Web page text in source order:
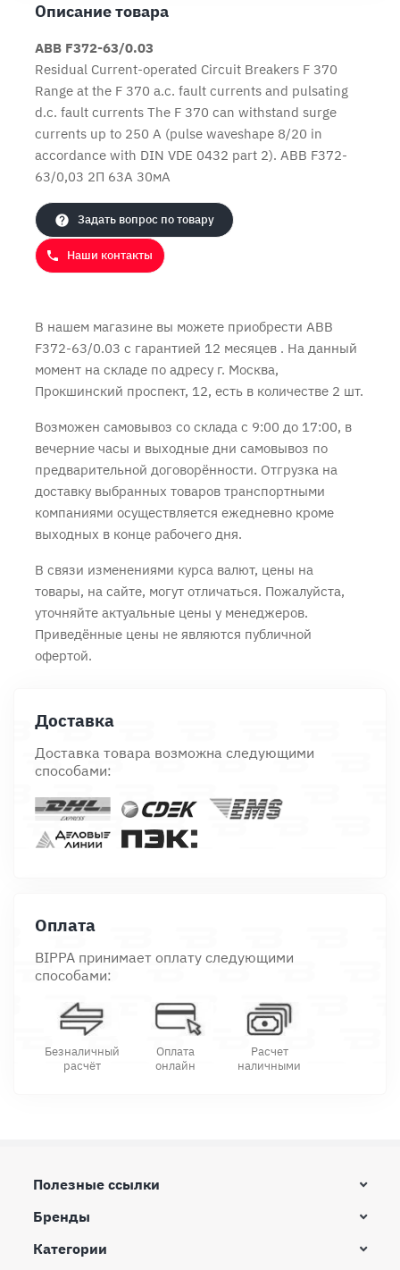
Описание товара
ABB F372-63/0.03
Residual Current-operated Circuit Breakers F 370
Range at the F 370 a.c. fault currents and pulsating
d.c. fault currents The F 370 can withstand surge
currents up to 250 A (pulse waveshape 8/20 in
accordance with DIN VDE 0432 part 2). ABB F372-
63/0,03 2П 63А 30мА
Задать вопрос по товару
Наши контакты
В нашем магазине вы можете приобрести ABB
F372-63/0.03 с гарантией 12 месяцев . На данный
момент на складе по адресу г. Москва,
Прокшинский проспект, 12, есть в количестве 2 шт.
Возможен самовывоз со склада с 9:00 до 17:00, в
вечерние часы и выходные дни самовывоз по
предварительной договорённости. Отгрузка на
доставку выбранных товаров транспортными
компаниями осуществляется ежедневно кроме
выходных в конце рабочего дня.
В связи изменениями курса валют, цены на
товары, на сайте, могут отличаться. Пожалуйста,
уточняйте актуальные цены у менеджеров.
Приведённые цены не являются публичной
офертой.
Доставка
Доставка товара возможна следующими
способами:
Оплата
BIPPA принимает оплату следующими
способами:
Безналичный
расчёт
Оплата
онлайн
Расчет
наличными
Полезные ссылки
Бренды
Категории
Продолжить покупки Оформить заказ